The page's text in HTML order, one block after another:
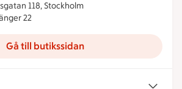
118, Stockholm
Lindhagen är öppen nu,
22
Gå till butikssidan